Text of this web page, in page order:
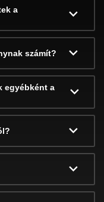
a
számít?
egyébként a